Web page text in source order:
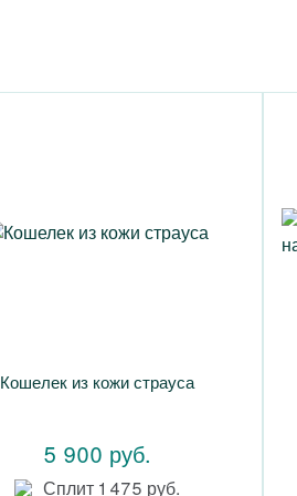
Кошелек из кожи страуса
5 900 руб.
Сплит 1 475 руб.